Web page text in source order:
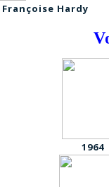
Hardy
1964